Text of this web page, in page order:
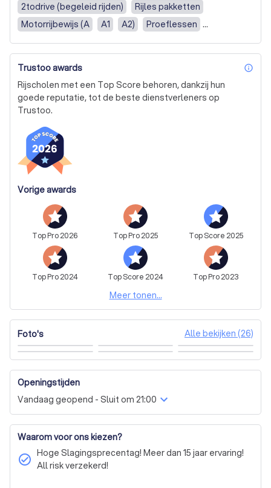
2todrive (begeleid rijden)
Rijles pakketten
Motorrijbewijs (A
A1 A2)
Proeflessen
Praktijkexamen
Hulp bij theorie
Autorijbewijs (B)
Aanhanger rijbewijs (BE, B+)
Trustoo awards
Rijscholen met een Top Score behoren, dankzij hun
goede reputatie, tot de beste dienstverleners op
Trustoo.
Vorige awards
TopPro2026 TopPro2025 TopScore 2025
TopPro2024 TopScore 2024 TopPro2023
Meer tonen...
Foto's Alle bekijken (26)
Openingstijden
Vandaag geopend - Sluit om 21:00
Waarom voor ons kiezen?
check_circle Hoge Slagingsprecentag! Meer dan 15 jaar ervaring!
All risk verzekerd!